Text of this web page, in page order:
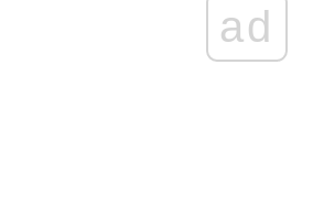
ad